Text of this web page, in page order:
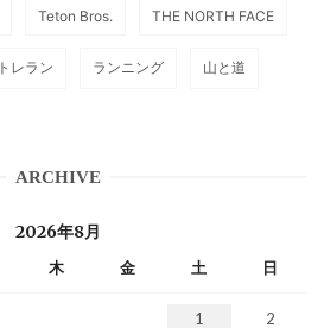
Teton Bros. THE NORTH FACE
トレラン ランニング 山と道
ARCHIVE
2026年8月
木 金 土 日
1 2